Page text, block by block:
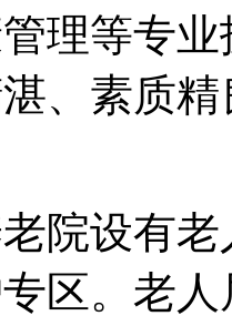
理等专
、素质
院设有
区。老